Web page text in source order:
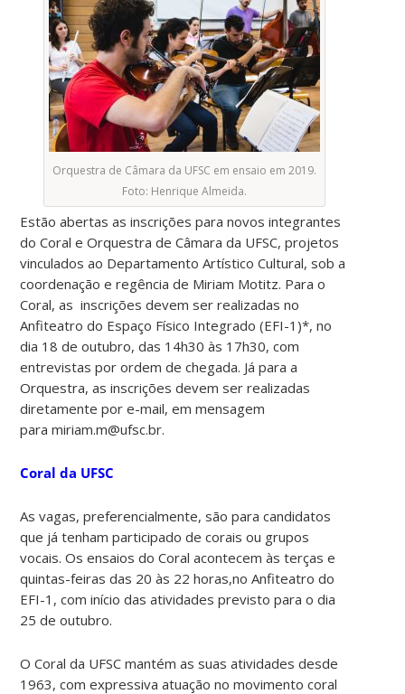
Orquestra de Câmara da UFSC em ensaio em 2019.
Foto: Henrique Almeida.
Estão abertas as inscrições para novos integrantes
do Coral e Orquestra de Câmara da UFSC, projetos
vinculados ao Departamento Artístico Cultural, sob a
coordenação e regência de Miriam Motitz. Para o
Coral, as inscrições devem ser realizadas no
Anfiteatro do Espaço Físico Integrado (EFI-1)*, no
dia 18 de outubro, das 14h30 às 17h30, com
entrevistas por ordem de chegada. Já para a
Orquestra, as inscrições devem ser realizadas
diretamente por e-mail, em mensagem
para miriam.m@ufsc.br.
Coral da UFSC
As vagas, preferencialmente, são para candidatos
que já tenham participado de corais ou grupos
vocais. Os ensaios do Coral acontecem às terças e
quintas-feiras das 20 às 22 horas,no Anfiteatro do
EFI-1, com início das atividades previsto para o dia
25 de outubro.
O Coral da UFSC mantém as suas atividades desde
1963, com expressiva atuação no movimento coral